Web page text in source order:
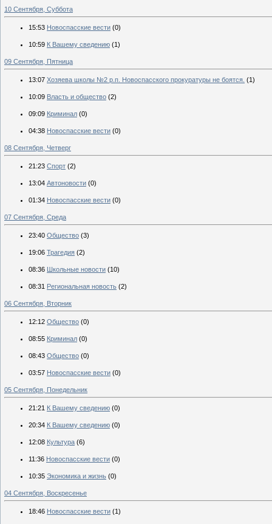
10 Сентября, Суббота
15:53 Новоспасские вести (0)
10:59 К Вашему сведению (1)
09 Сентября, Пятница
13:07 Хозяева школы №2 р.п. Новоспасского прокуратуры не боятся. (1)
10:09 Власть и общество (2)
09:09 Криминал (0)
04:38 Новоспасские вести (0)
08 Сентября, Четверг
21:23 Спорт (2)
13:04 Автоновости (0)
01:34 Новоспасские вести (0)
07 Сентября, Среда
23:40 Общество (3)
19:06 Трагедия (2)
08:36 Школьные новости (10)
08:31 Региональная новость (2)
06 Сентября, Вторник
12:12 Общество (0)
08:55 Криминал (0)
08:43 Общество (0)
03:57 Новоспасские вести (0)
05 Сентября, Понедельник
21:21 К Вашему сведению (0)
20:34 К Вашему сведению (0)
12:08 Культура (6)
11:36 Новоспасские вести (0)
10:35 Экономика и жизнь (0)
04 Сентября, Воскресенье
18:46 Новоспасские вести (1)